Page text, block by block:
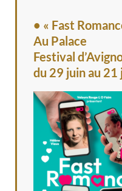
• « Fast
Au Palace
Festival
du 29 juin au